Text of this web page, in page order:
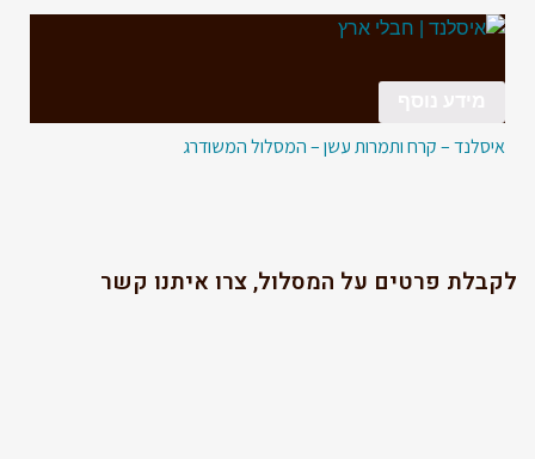
איסלנד – קרח ותמרות עשן – המסלול המשודרג
לקבלת פרטים על המסלול, צרו איתנו קשר